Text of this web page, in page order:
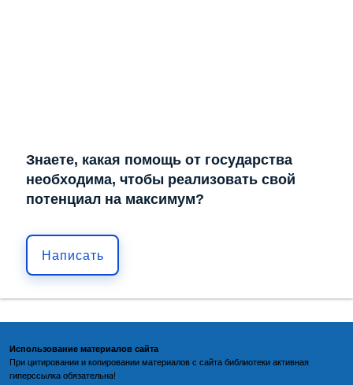
Знаете, какая помощь от государства
необходима, чтобы реализовать свой
потенциал на максимум?
Написать
Использование материалов сайта
При цитировании и копировании материалов с сайта библиотеки активная
гиперссылка обязательна!